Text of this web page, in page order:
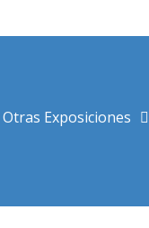
Otras Exposiciones